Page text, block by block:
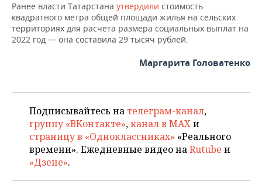
ХОККЕЙ С МЯЧОМ
ПРОИСШЕСТВИЯ
Ранее власти Татарстана утвердили стоимость
квадратного метра общей площади жилья на сельских
территориях для расчета размера социальных выплат на
2022 год — она составила 29 тысяч рублей.
Маргарита Головатенко
Подписывайтесь на телеграм-канал,
группу «ВКонтакте»,канал в MAXи
страницу в «Одноклассниках» «Реального
времени». Ежедневные видео наRutube и
«Дзене».